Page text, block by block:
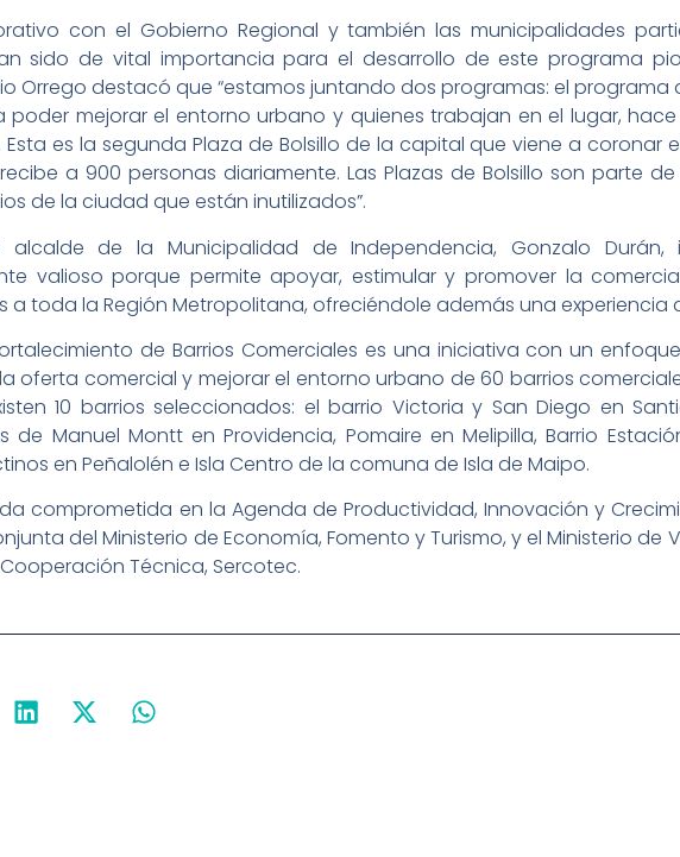
con el Gobierno Regional y también las municipalidades
sido de vital importancia para el desarrollo de este programa
Orrego destacó que “estamos juntando dos programas: el programa
poder mejorar el entorno urbano y quienes trabajan en el lugar,
es la segunda Plaza de Bolsillo de la capital que viene a coronar
a 900 personas diariamente. Las Plazas de Bolsillo son parte
de la ciudad que están inutilizados”.
de la Municipalidad de Independencia, Gonzalo
valioso porque permite apoyar, estimular y promover la
a toda la Región Metropolitana, ofreciéndole además una experiencia
de Barrios Comerciales es una iniciativa con un
oferta comercial y mejorar el entorno urbano de 60 barrios
10 barrios seleccionados: el barrio Victoria y San Diego en
de Manuel Montt en Providencia, Pomaire en Melipilla, Barrio
en Peñalolén e Isla Centro de la comuna de Isla de Maipo.
comprometida en la Agenda de Productividad, Innovación y
del Ministerio de Economía, Fomento y Turismo, y el Ministerio de
Técnica, Sercotec.